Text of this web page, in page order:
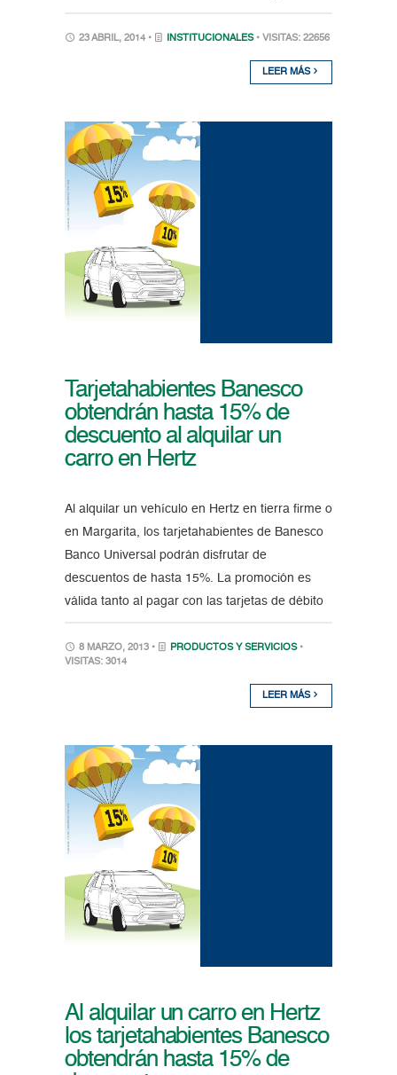
23 ABRIL, 2014 • INSTITUCIONALES • VISITAS: 22656
LEER MÁS
Tarjetahabientes Banesco
obtendrán hasta 15% de
descuento al alquilar un
carro en Hertz
Al alquilar un vehículo en Hertz en tierra firme o
en Margarita, los tarjetahabientes de Banesco
Banco Universal podrán disfrutar de
descuentos de hasta 15%. La promoción es
válida tanto al pagar con las tarjetas de débito
8 MARZO, 2013 • PRODUCTOS Y SERVICIOS •
VISITAS: 3014
LEER MÁS
Al alquilar un carro en Hertz
los tarjetahabientes Banesco
obtendrán hasta 15% de